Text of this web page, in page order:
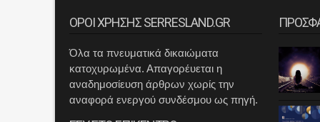
ΟΡΟΙ ΧΡΗΣΗΣ SERRESLAND.GR
Όλα τα πνευματικά δικαιώματα
κατοχυρωμένα. Απαγορέυεται η
αναδημοσίευση άρθρων χωρίς την
αναφορά ενεργού συνδέσμου ως πηγή.